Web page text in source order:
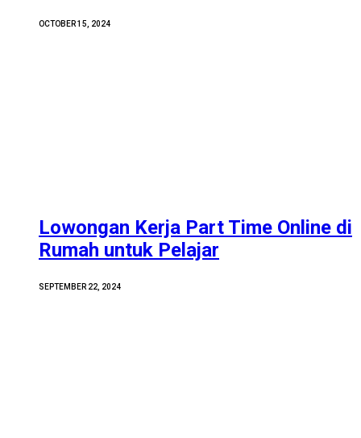
OCTOBER 15, 2024
Lowongan Kerja Part Time Online di
Rumah untuk Pelajar
SEPTEMBER 22, 2024